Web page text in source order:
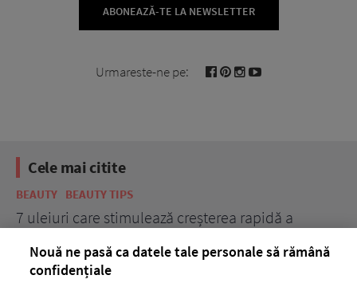
ABONEAZĂ-TE LA NEWSLETTER
Urmareste-ne pe:
Cele mai citite
BEAUTY BEAUTY TIPS
7 uleiuri care stimulează creșterea rapidă a
Nouă ne pasă ca datele tale personale să rămână
confidențiale